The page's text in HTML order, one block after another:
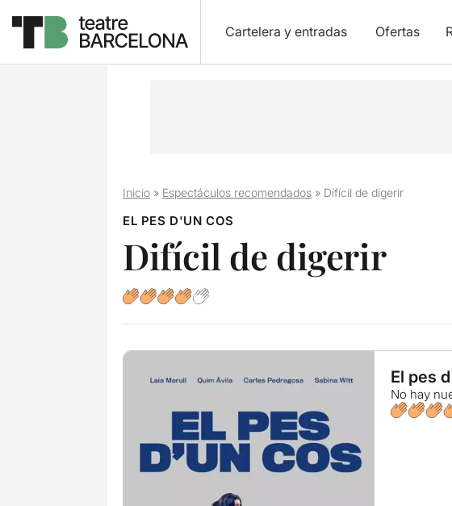
Cartelera y entradas Ofertas
Inicio» Espectáculos recomendados» Difícil de digerir
EL PES D'UN COS
Difícil de digerir
El pes
No hay